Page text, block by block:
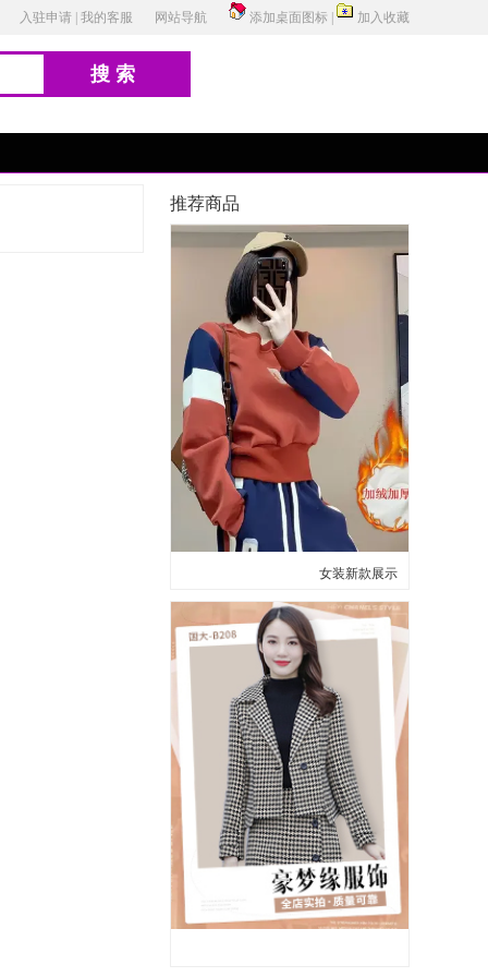
入驻申请 我的客服 网站导航 添加桌面图标 加入收藏
搜索
推荐商品
女装新款展示